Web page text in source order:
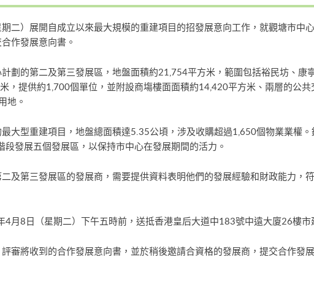
二）展開自成立以來最大規模的重建項目的招發展意向工作，就觀塘市中
作發展意向書。
劃的第二及第三發展區，地盤面積約21,754平方米，範圍包括裕民坊、康
，提供約1,700個單位，並附設商塲樓面面積約14,420平方米、兩層的公
地。
大型重建項目，地盤總面積達5.35公頃，涉及收購超過1,650個物業業權
發展五個發展區，以保持市中心在發展期間的活力。
及第三發展區的發展商，需要提供資料表明他們的發展經驗和財政能力，
月8日（星期二）下午五時前，送抵香港皇后大道中183號中遠大廈26樓市
審將收到的合作發展意向書，並於稍後邀請合資格的發展商，提交合作發